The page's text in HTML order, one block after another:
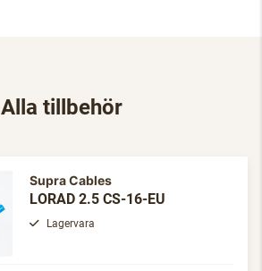
Alla tillbehör
Supra Cables
LORAD 2.5 CS-16-EU
Lagervara